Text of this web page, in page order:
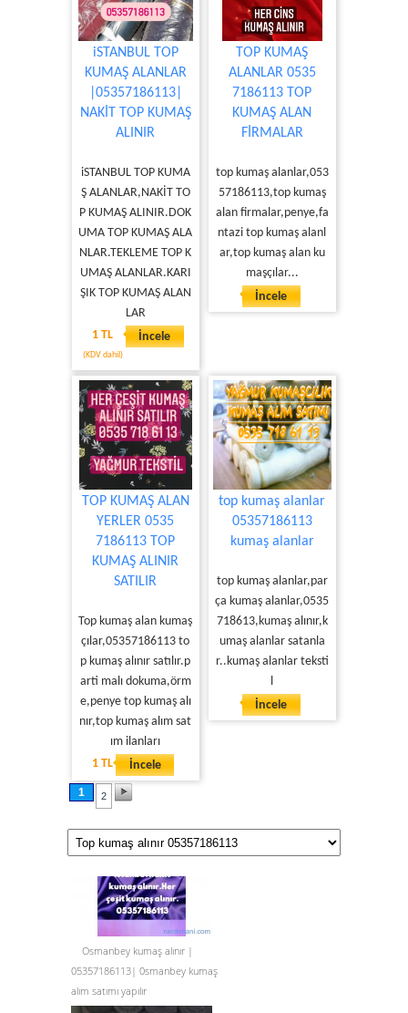
iSTANBUL TOP
KUMAŞ ALANLAR
|05357186113|
NAKİT TOP KUMAŞ
ALINIR
iSTANBUL TOP KUMA
Ş ALANLAR,NAKİT TO
P KUMAŞ ALINIR.DOK
UMA TOP KUMAŞ ALA
NLAR.TEKLEME TOP K
UMAŞ ALANLAR.KARI
ŞIK TOP KUMAŞ ALAN
LAR
1 TL
(KDV dahil)
İncele
TOP KUMAŞ
ALANLAR 0535
7186113 TOP
KUMAŞ ALAN
FİRMALAR
top kumaş alanlar,053
57186113,top kumaş
alan firmalar,penye,fa
ntazi top kumaş alanl
ar,top kumaş alan ku
maşçılar...
İncele
TOP KUMAŞ ALAN
YERLER 0535
7186113 TOP
KUMAŞ ALINIR
SATILIR
Top kumaş alan kumaş
çılar,05357186113 to
p kumaş alınır satılır.p
arti malı dokuma,örm
e,penye top kumaş alı
nır,top kumaş alım sat
ım ilanları
1 TL
İncele
top kumaş alanlar
05357186113
kumaş alanlar
top kumaş alanlar,par
ça kumaş alanlar,0535
718613,kumaş alınır,k
umaş alanlar satanla
r..kumaş alanlar teksti
l
İncele
1 2
Osmanbey kumaş alınır |
05357186113| 0smanbey kumaş
alım satımı yapılır